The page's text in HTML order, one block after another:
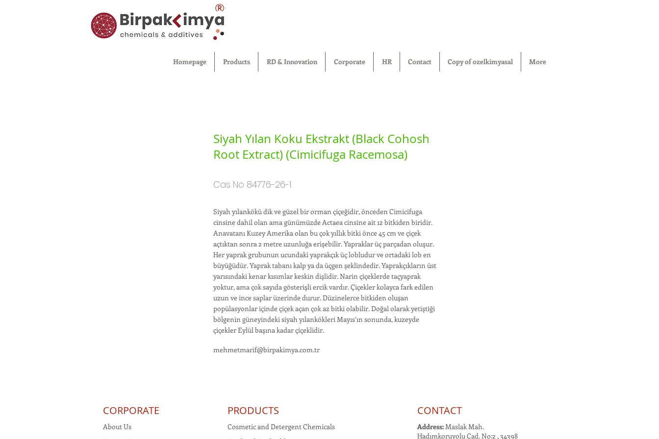
®
Homepage Products RD & Innovation Corporate HR Contact Copy of ozelkimyasal More
Siyah Yılan Koku Ekstrakt (Black Cohosh
Root Extract) (Cimicifuga Racemosa)
Cas No 84776-26-1
Siyah yılankökü dik ve güzel bir orman çiçeğidir, önceden Cimicifuga
cinsine dahil olan ama günümüzde Actaea cinsine ait 12 bitkiden biridir.
Anavatanı Kuzey Amerika olan bu çok yıllık bitki önce 45 cm ve çiçek
açtıktan sonra 2 metre uzunluğa erişebilir. Yapraklar üç parçadan oluşur.
Her yaprak grubunun ucundaki yaprakçık üç lobludur ve ortadaki lob en
büyüğüdür. Yaprak tabanı kalp ya da üçgen şeklindedir. Yaprakçıkların üst
yarısındaki kenar kısımlar keskin dişlidir. Narin çiçeklerde taçyaprak
yoktur, ama çok sayıda gösterişli ercik vardır. Çiçekler kolayca fark edilen
uzun ve ince saplar üzerinde durur. Düzinelerce bitkiden oluşan
popülasyonlar içinde çiçek açan çok az bitki olabilir. Doğal olarak yetiştiği
bölgenin güneyindeki siyah yılankökleri Mayıs’ın sonunda, kuzeyde
çiçekler Eylül başına kadar çiçeklidir.
mehmetmarif@birpakimya.com.tr
CORPORATE
About Us
PRODUCTS
Cosmetic and Detergent Chemicals
CONTACT
Address:Maslak Mah.
Hadımkoruyolu Cad. No:2 , 34398